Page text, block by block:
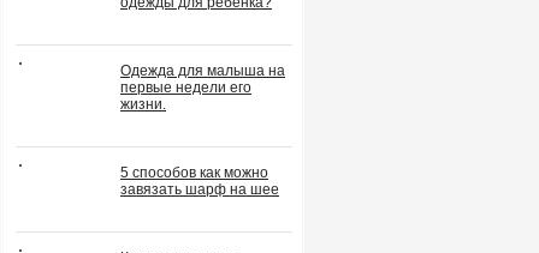
Одежда для малыша на
первые недели его
жизни.
5 способов как можно
завязать шарф на шее